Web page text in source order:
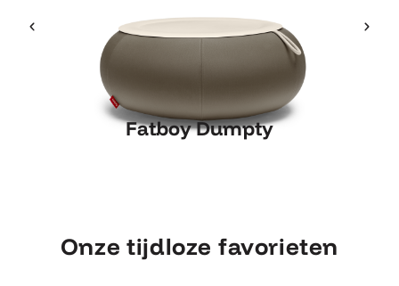
Fatboy Dumpty
Fatboy Dumpty
Onze tijdloze favorieten